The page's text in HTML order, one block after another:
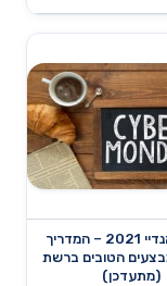
סייבר מאנדיי 2021 – המדריך
הטובים ברשת
(מתעדכן)